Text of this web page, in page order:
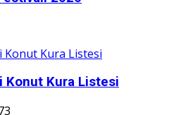
Konut Kura Listesi